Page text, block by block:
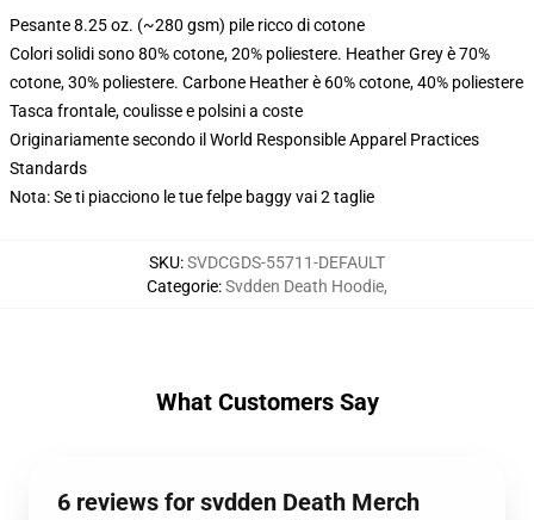
Pesante 8.25 oz. (~280 gsm) pile ricco di cotone
Colori solidi sono 80% cotone, 20% poliestere. Heather Grey è 70%
cotone, 30% poliestere. Carbone Heather è 60% cotone, 40% poliestere
Tasca frontale, coulisse e polsini a coste
Originariamente secondo il World Responsible Apparel Practices
Standards
Nota: Se ti piacciono le tue felpe baggy vai 2 taglie
SKU:SVDCGDS-55711-DEFAULT
Categorie:Svdden Death Hoodie,
What Customers Say
6 reviews for svdden Death Merch